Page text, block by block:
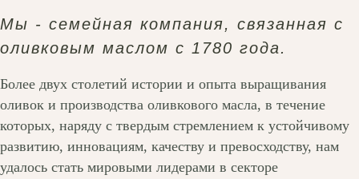
Мы - семейная компания, связанная с
оливковым маслом с 1780 года.
Более двух столетий истории и опыта выращивания
оливок и производства оливкового масла, в течение
которых, наряду с твердым стремлением к устойчивому
развитию, инновациям, качеству и превосходству, нам
удалось стать мировыми лидерами в секторе